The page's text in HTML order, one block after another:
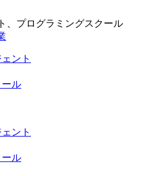
、プログラミングスクール
ント
ル
ント
ル